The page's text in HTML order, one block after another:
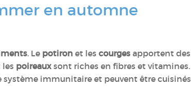
en automne
. Le potiron et les courges apportent des
les poireauxsont riches en fibres et vitamines.
système immunitaire et peuvent être cuisinés